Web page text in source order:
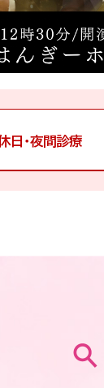
日・夜間診療